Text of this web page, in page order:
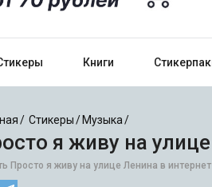
Книги
Стикеры Музыка
я живу на
Просто я живу на улице Ленина в